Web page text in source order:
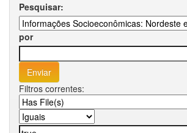
Pesquisar:
por
Filtros correntes: